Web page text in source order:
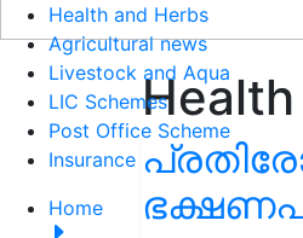
Health and Herbs
Agricultural news
Livestock and Aqua
LIC Schemes
Post Office Scheme
Insurance
Home